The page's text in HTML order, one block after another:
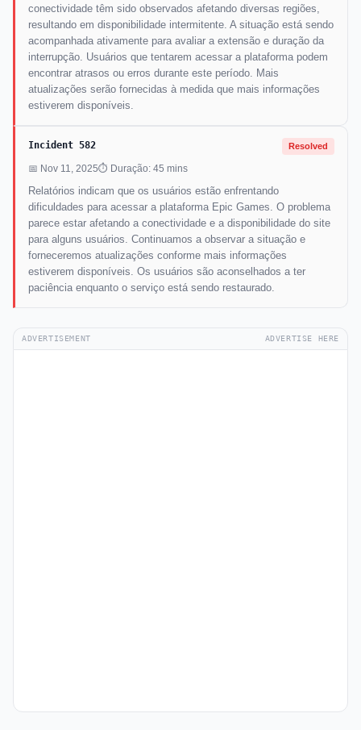
conectividade têm sido observados afetando diversas regiões,
resultando em disponibilidade intermitente. A situação está sendo
acompanhada ativamente para avaliar a extensão e duração da
interrupção. Usuários que tentarem acessar a plataforma podem
encontrar atrasos ou erros durante este período. Mais
atualizações serão fornecidas à medida que mais informações
estiverem disponíveis.
Incident 582 Resolved
📅 Nov 11, 2025⏱ Duração: 45 mins
Relatórios indicam que os usuários estão enfrentando
dificuldades para acessar a plataforma Epic Games. O problema
parece estar afetando a conectividade e a disponibilidade do site
para alguns usuários. Continuamos a observar a situação e
forneceremos atualizações conforme mais informações
estiverem disponíveis. Os usuários são aconselhados a ter
paciência enquanto o serviço está sendo restaurado.
ADVERTISEMENT ADVERTISE HERE